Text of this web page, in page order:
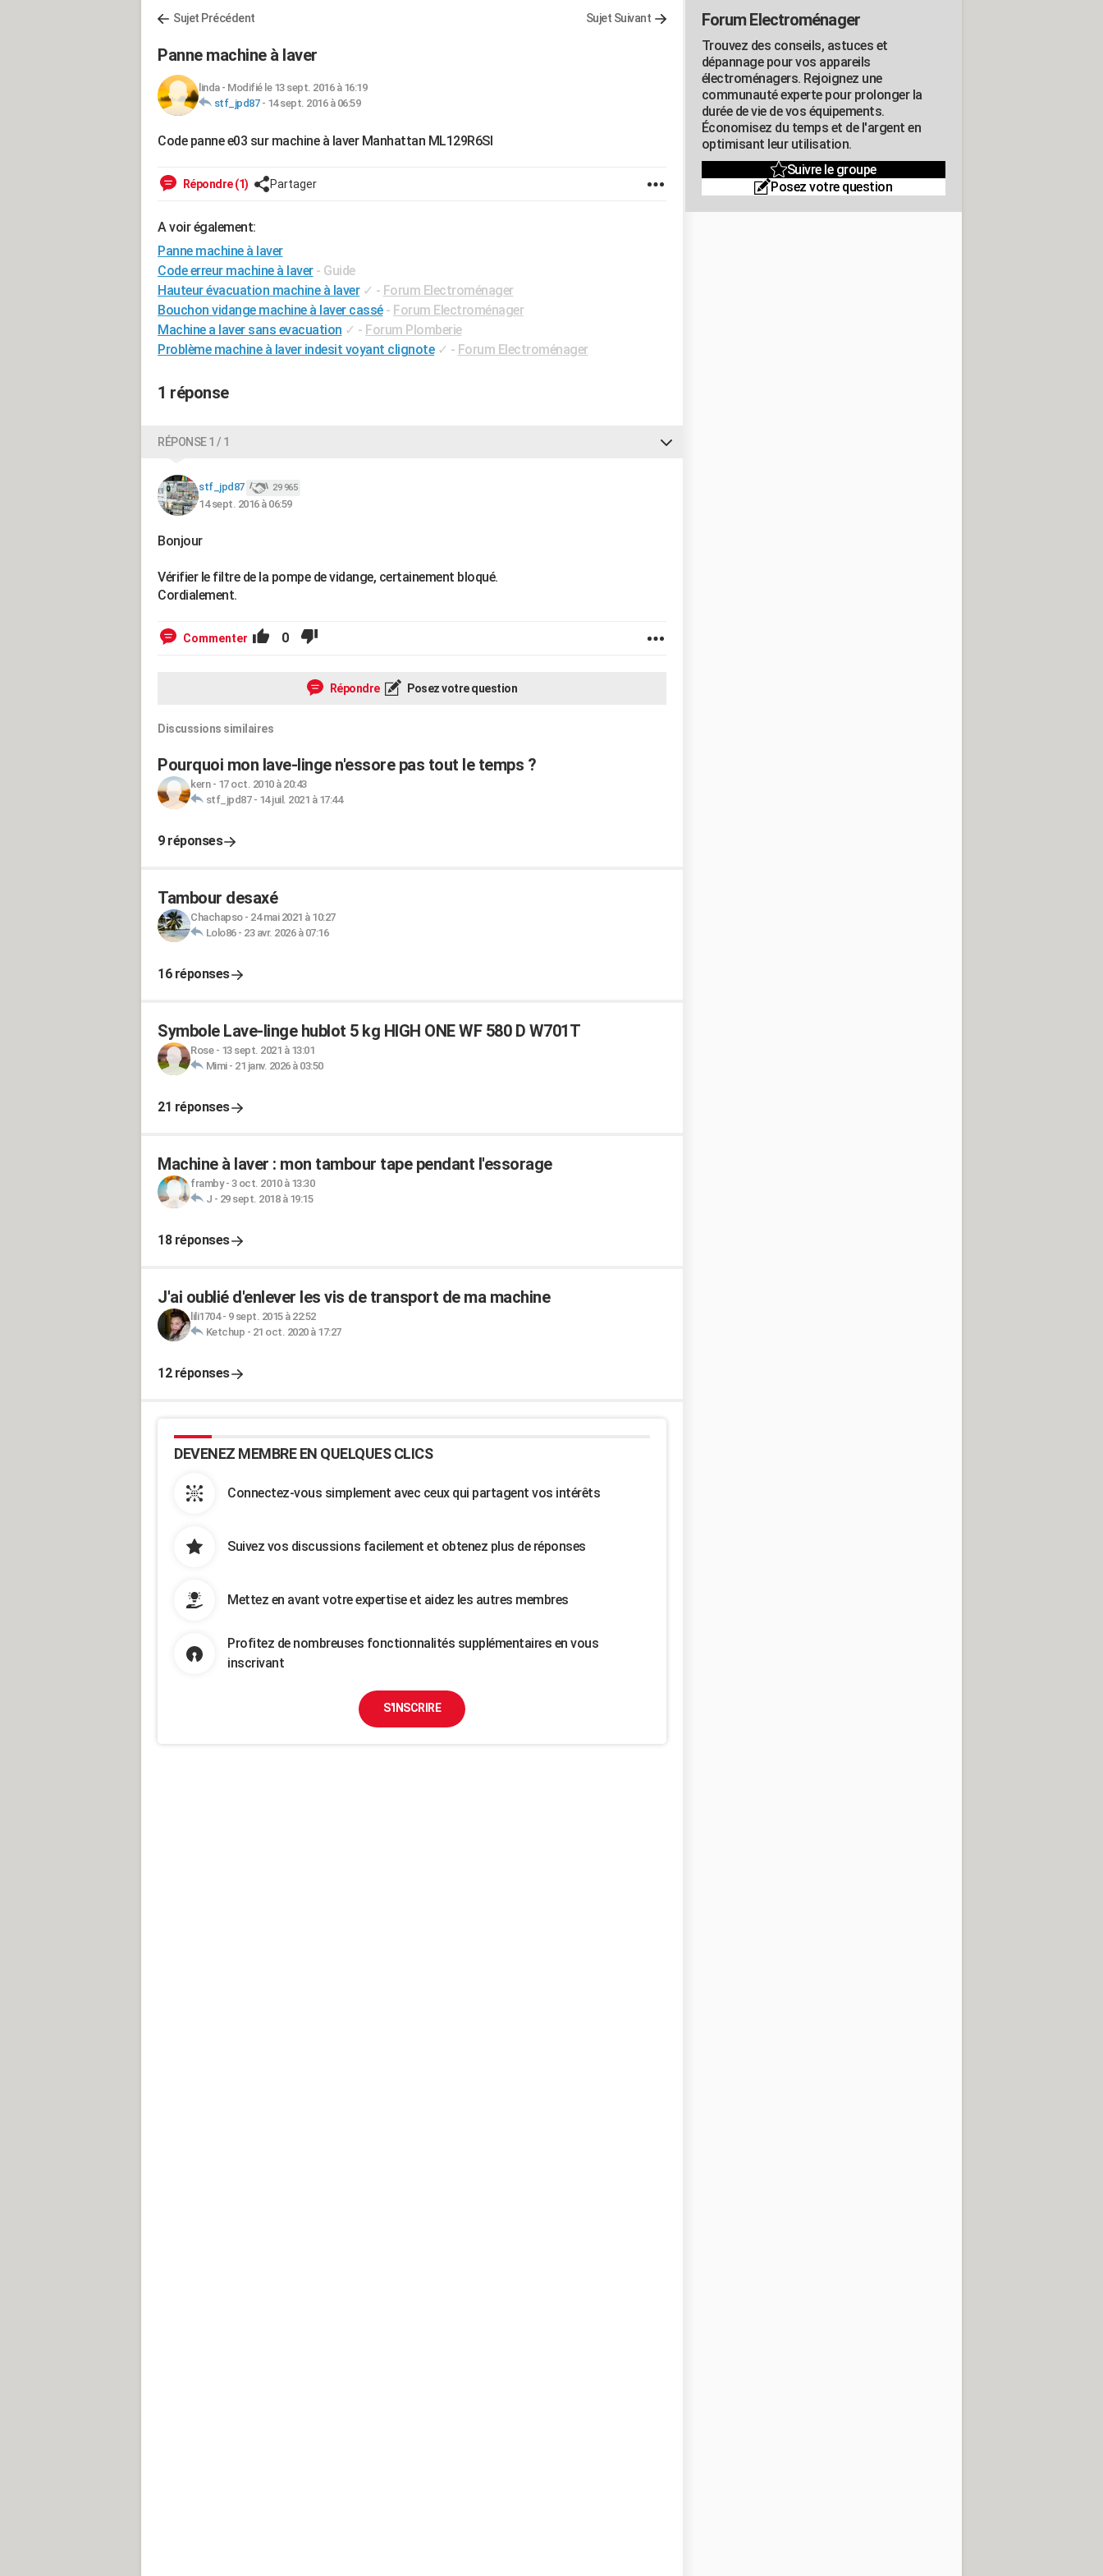
Sujet Précédent Sujet Suivant
Panne machine à laver
linda- Modifié le 13 sept. 2016 à 16:19
stf_jpd87- 14 sept. 2016 à 06:59
Code panne e03 sur machine à laver Manhattan ML129R6SI
Répondre (1) Partager
A voir également:
Panne machine à laver
Code erreur machine à laver - Guide
Hauteur évacuation machine à laver ✓ - Forum Electroménager
Bouchon vidange machine à laver cassé - Forum Electroménager
Machine a laver sans evacuation ✓ - Forum Plomberie
Problème machine à laver indesit voyant clignote ✓ - Forum Electroménager
1 réponse
RÉPONSE 1 / 1
stf_jpd87 29 965
14 sept. 2016 à 06:59
Bonjour
Vérifier le filtre de la pompe de vidange, certainement bloqué.
Cordialement.
Commenter 0
Répondre Posez votre question
Discussions similaires
Pourquoi mon lave-linge n'essore pas tout le temps ?
kern- 17 oct. 2010 à 20:43
stf_jpd87- 14 juil. 2021 à 17:44
9 réponses
Tambour desaxé
Chachapso- 24 mai 2021 à 10:27
Lolo86- 23 avr. 2026 à 07:16
16 réponses
Symbole Lave-linge hublot 5 kg HIGH ONE WF 580 D W701T
Rose- 13 sept. 2021 à 13:01
Mimi- 21 janv. 2026 à 03:50
21 réponses
Machine à laver : mon tambour tape pendant l'essorage
framby- 3 oct. 2010 à 13:30
J - 29 sept. 2018 à 19:15
18 réponses
J'ai oublié d'enlever les vis de transport de ma machine
lili1704- 9 sept. 2015 à 22:52
Ketchup - 21 oct. 2020 à 17:27
12 réponses
DEVENEZ MEMBRE EN QUELQUES CLICS
Connectez-vous simplement avec ceux qui partagent vos intérêts
Suivez vos discussions facilement et obtenez plus de réponses
Mettez en avant votre expertise et aidez les autres membres
Profitez de nombreuses fonctionnalités supplémentaires en vous
inscrivant
S'INSCRIRE
Forum Electroménager
Trouvez des conseils, astuces et
dépannage pour vos appareils
électroménagers. Rejoignez une
communauté experte pour prolonger la
durée de vie de vos équipements.
Économisez du temps et de l'argent en
optimisant leur utilisation.
Suivre le groupe
Posez votre question